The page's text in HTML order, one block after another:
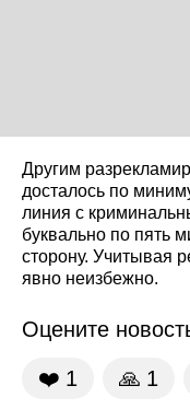
Другим
досталось по
линия с
буквально по пять
сторону. Учитывая
явно неизбежно.
Оцените
❤️ 1 🙏 1